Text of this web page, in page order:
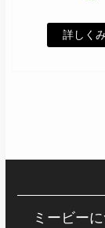
詳しく
ミービー